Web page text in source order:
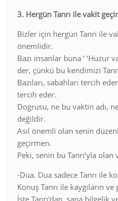
3. Hergün Tanrı ile vakit
Bizler için hergün Tanri ile
önemlidir.
Bazı insanlar buna ‘ ‘Huzur
der, çünkü bu kendimizi
Bazıları, sabahları tercih
tercih eder.
Dogrusu, ne bu vaktin adı,
değildir.
Asıl önemli olan senin
geçirmen.
Peki, senin bu Tanrı’yla
-Dua. Dua sadece Tanrı ile
Konuş Tanrı ile kaygıların
İste Tanrı’dan, sana bilgelik